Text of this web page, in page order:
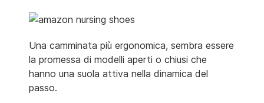
Una camminata più ergonomica, sembra essere
la promessa di modelli aperti o chiusi che
hanno una suola attiva nella dinamica del
passo.